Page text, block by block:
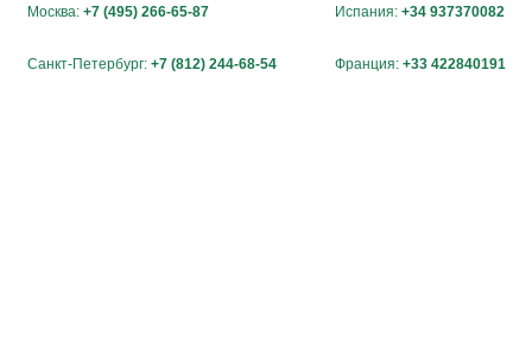
Москва: +7 (495) 266-65-87 Испания: +34 937370082
Санкт-Петербург: +7 (812) 244-68-54 Франция: +33 422840191